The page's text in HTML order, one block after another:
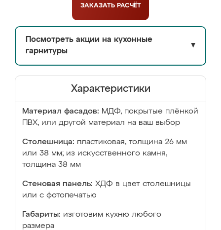
ЗАКАЗАТЬ РАСЧЁТ
Посмотреть акции на кухонные
гарнитуры
▼
Характеристики
Материал фасадов: МДФ, покрытые плёнкой
ПВХ, или другой материал на ваш выбор
Столешница: пластиковая, толщина 26 мм
или 38 мм; из искусственного камня,
толщина 38 мм
Стеновая панель: ХДФ в цвет столешницы
или с фотопечатью
Габариты: изготовим кухню любого
размера